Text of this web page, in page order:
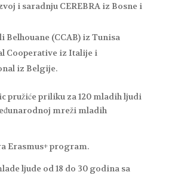
i saradnju CEREBRA iz Bosne i
Belhouane (CCAB) iz Tunisa
Cooperative iz Italije i
iz Belgije.
pružiće priliku za 120 mladih ljudi
mreži mladih
Erasmus+ program.
ljude od 18 do 30 godina sa